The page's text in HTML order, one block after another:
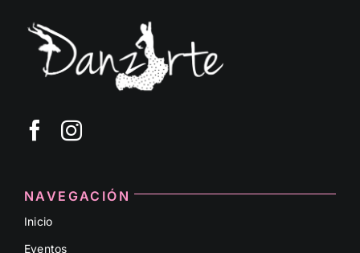
NAVEGACIÓN
Inicio
Eventos